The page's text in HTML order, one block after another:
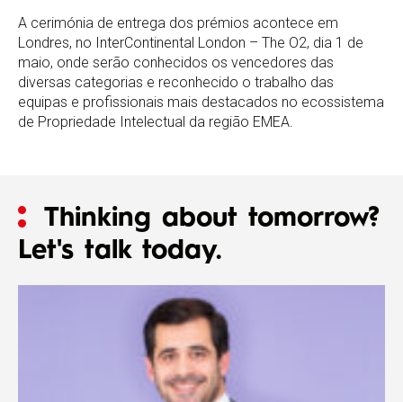
A cerimónia de entrega dos prémios acontece em
Londres, no InterContinental London – The O2, dia 1 de
maio, onde serão conhecidos os vencedores das
diversas categorias e reconhecido o trabalho das
equipas e profissionais mais destacados no ecossistema
de Propriedade Intelectual da região EMEA.
Thinking about tomorrow?
Let's talk today.